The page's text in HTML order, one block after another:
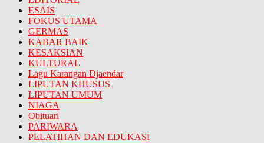
ESAIS
FOKUS UTAMA
GERMAS
KABAR BAIK
KESAKSIAN
KULTURAL
Lagu Karangan Djaendar
LIPUTAN KHUSUS
LIPUTAN UMUM
NIAGA
Obituari
PARIWARA
PELATIHAN DAN EDUKASI